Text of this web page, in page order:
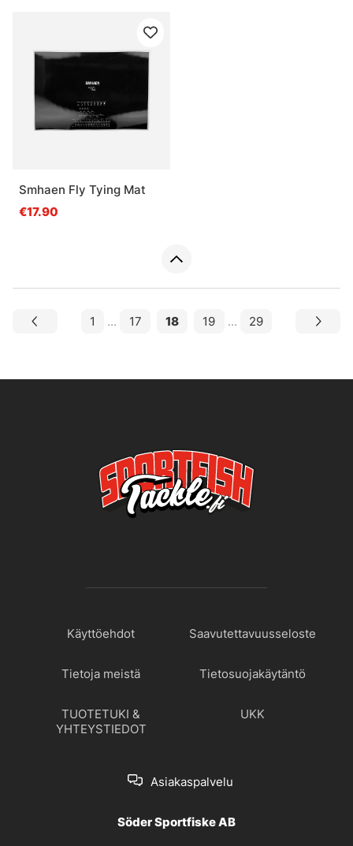
Smhaen Fly Tying Mat
€17.90
1 ... 17 18 19 ... 29
Käyttöehdot Saavutettavuusseloste
Tietoja meistä Tietosuojakäytäntö
TUOTETUKI &
YHTEYSTIEDOT
UKK
Asiakaspalvelu
Söder Sportfiske AB